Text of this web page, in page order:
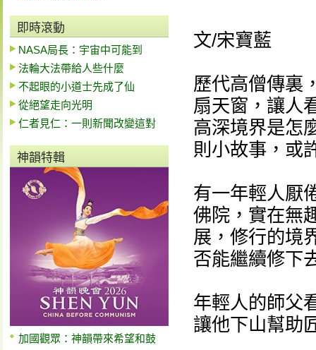
即時滾動
NASA局長：宇宙中可能到
法輪大法帶給人些什麼
不起眼的小道士先成了仙
從絕望走向光明
仁者見仁：一則新聞改變這對
神韻特輯
加國觀眾：神韻帶來希望和鼓
文/宋寶藍
歷代高僧傳裏
扇天窗，讓人
高深境界是怎
則小故事，或
有一年輕人厭
佛院，實在無
展，修行的境
否能繼續修下
年輕人的師父
讓他下山幫助